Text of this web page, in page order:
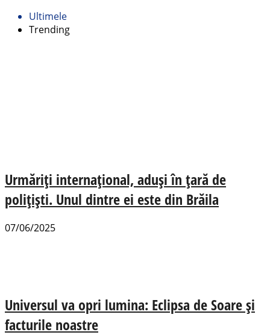
Ultimele
Trending
Urmăriți internațional, aduși în țară de
polițiști. Unul dintre ei este din Brăila
07/06/2025
Universul va opri lumina: Eclipsa de Soare și
facturile noastre